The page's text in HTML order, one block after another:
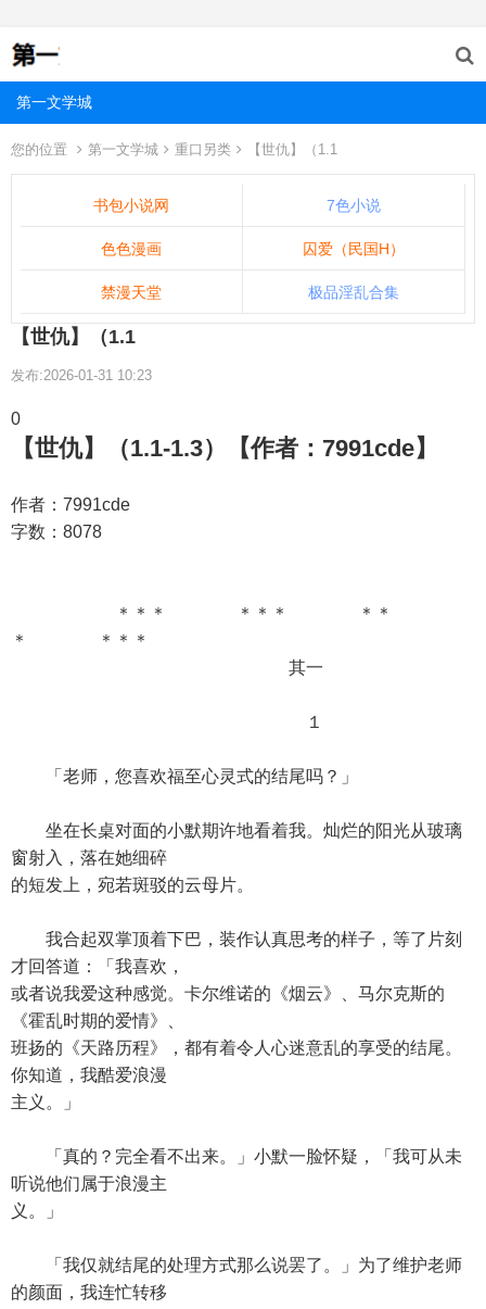
第一文学城
您的位置 第一文学城 重口另类 【世仇】（1.1
书包小说网 7色小说
色色漫画 囚爱（民国H）
禁漫天堂 极品淫乱合集
【世仇】（1.1
发布:2026-01-31 10:23
0
【世仇】（1.1-1.3）【作者：7991cde】
作者：7991cde
字数：8078
＊＊＊ ＊＊＊ ＊＊
＊ ＊＊＊
其一
１
「老师，您喜欢福至心灵式的结尾吗？」
坐在长桌对面的小默期许地看着我。灿烂的阳光从玻璃
窗射入，落在她细碎
的短发上，宛若斑驳的云母片。
我合起双掌顶着下巴，装作认真思考的样子，等了片刻
才回答道：「我喜欢，
或者说我爱这种感觉。卡尔维诺的《烟云》、马尔克斯的
《霍乱时期的爱情》、
班扬的《天路历程》，都有着令人心迷意乱的享受的结尾。
你知道，我酷爱浪漫
主义。」
「真的？完全看不出来。」小默一脸怀疑，「我可从未
听说他们属于浪漫主
义。」
「我仅就结尾的处理方式那么说罢了。」为了维护老师
的颜面，我连忙转移